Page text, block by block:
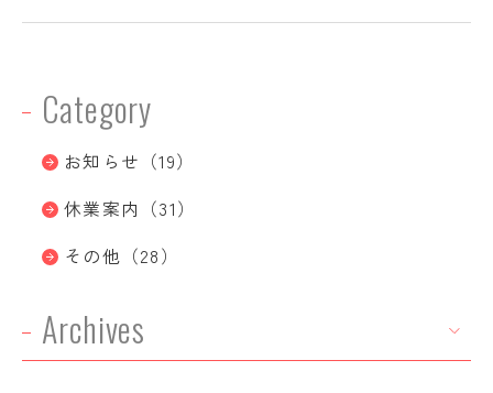
Category
お知らせ（19）
休業案内（31）
その他（28）
Archives